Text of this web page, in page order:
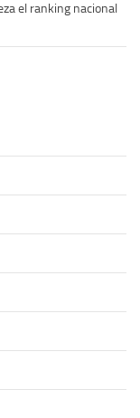
el ranking nacional